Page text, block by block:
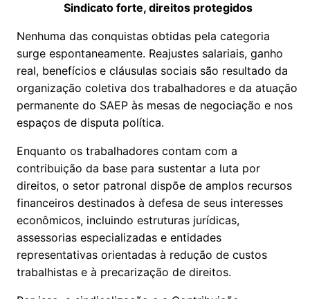
Sindicato forte, direitos protegidos
Nenhuma das conquistas obtidas pela categoria
surge espontaneamente. Reajustes salariais, ganho
real, benefícios e cláusulas sociais são resultado da
organização coletiva dos trabalhadores e da atuação
permanente do SAEP às mesas de negociação e nos
espaços de disputa política.
Enquanto os trabalhadores contam com a
contribuição da base para sustentar a luta por
direitos, o setor patronal dispõe de amplos recursos
financeiros destinados à defesa de seus interesses
econômicos, incluindo estruturas jurídicas,
assessorias especializadas e entidades
representativas orientadas à redução de custos
trabalhistas e à precarização de direitos.